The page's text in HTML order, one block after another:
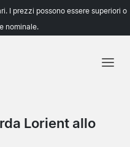
I prezzi possono essere superiori o
nominale.
Lorient allo